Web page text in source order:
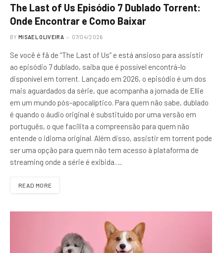
The Last of Us Episódio 7 Dublado Torrent:
Onde Encontrar e Como Baixar
BY MISAEL OLIVEIRA 07/04/2026
Se você é fã de “The Last of Us” e está ansioso para assistir
ao episódio 7 dublado, saiba que é possível encontrá-lo
disponível em torrent. Lançado em 2026, o episódio é um dos
mais aguardados da série, que acompanha a jornada de Ellie
em um mundo pós-apocalíptico. Para quem não sabe, dublado
é quando o áudio original é substituído por uma versão em
português, o que facilita a compreensão para quem não
entende o idioma original. Além disso, assistir em torrent pode
ser uma opção para quem não tem acesso à plataforma de
streaming onde a série é exibida.…
READ MORE